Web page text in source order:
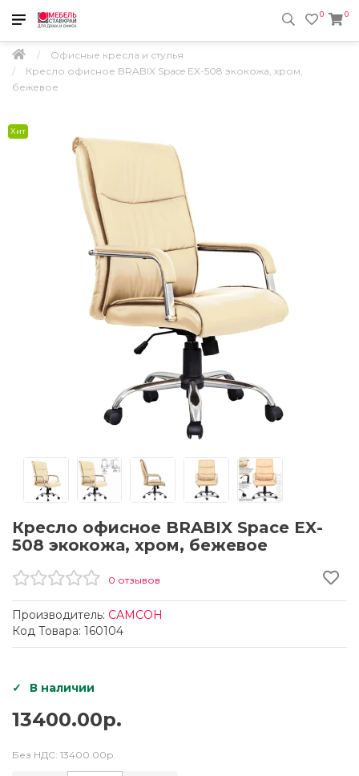
0
0
Офисные кресла и стулья
Кресло офисное BRABIX Space EX-508 экокожа, хром,
бежевое
Хит
Кресло офисное BRABIX Space EX-
508 экокожа, хром, бежевое
0 отзывов
Производитель: САМСОН
Код Товара: 160104
В наличии
13400.00р.
Без НДС: 13400.00р.